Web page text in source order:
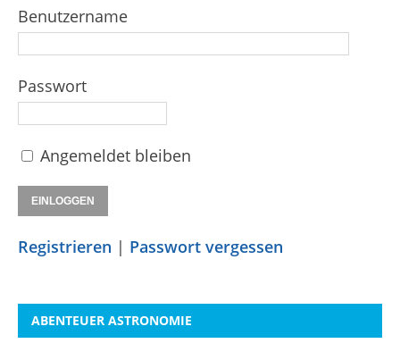
Benutzername
Passwort
Angemeldet bleiben
Registrieren | Passwort vergessen
ABENTEUER ASTRONOMIE